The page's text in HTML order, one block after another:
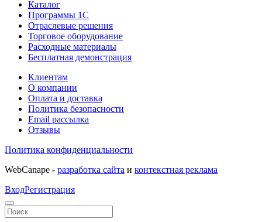
Каталог
Программы 1С
Отраслевые решения
Торговое оборудование
Расходные материалы
Бесплатная демонстрация
Клиентам
О компании
Оплата и доставка
Политика безопасности
Email рассылка
Отзывы
Политика конфиденциальности
WebCanape - разработка сайта и контекстная реклама
ВходРегистрация